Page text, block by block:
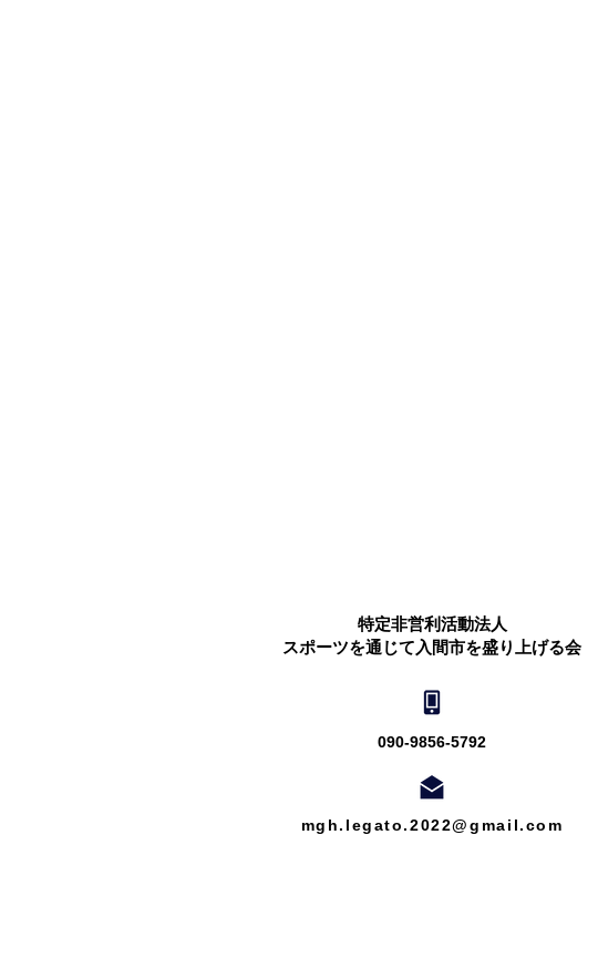
特定非営利活動法人
スポーツを通じて入間市を盛り上げる会
090-9856-5792
mgh.legato.2022@gmail.com